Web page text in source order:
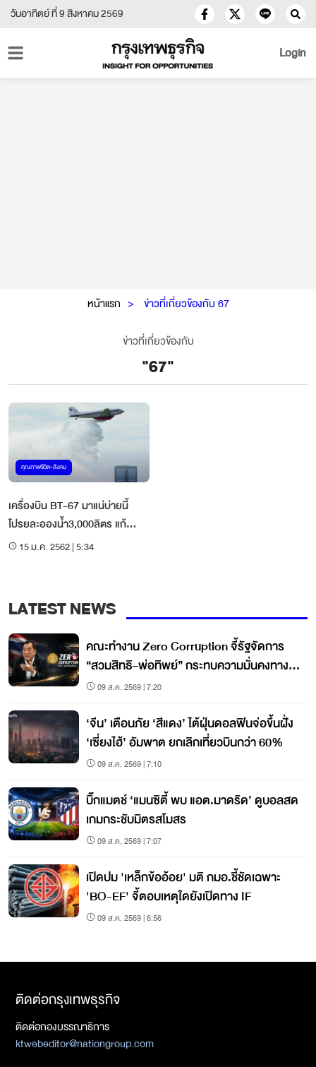
วันอาทิตย์ ที่ 9 สิงหาคม 2569
Login
หน้าแรก ข่าวที่เกี่ยวข้องกับ 67
ข่าวที่เกี่ยวข้องกับ
"67"
คุณภาพชีวิต-สังคม
เครื่องบิน BT-67 มาแน่บ่ายนี้
โปรยละอองน้ำ3,000ลิตร แก้
วิกฤติฝุ่นละออง
15 ม.ค. 2562 | 5:34
LATEST NEWS
คณะทำงาน Zero Corruption จี้รัฐจัดการ
“สวมสิทธิ–พ่อทิพย์” กระทบความมั่นคงทาง
เศรษฐกิจ
09 ส.ค. 2569 | 7:20
‘จีน’ เตือนภัย ‘สีแดง’ ไต้ฝุ่นดอลฟินจ่อขึ้นฝั่ง
‘เซี่ยงไฮ้’ อัมพาต ยกเลิกเที่ยวบินกว่า 60%
09 ส.ค. 2569 | 7:10
บิ๊กแมตช์ ‘แมนซิตี้ พบ แอต.มาดริด’ ดูบอลสด
เกมกระชับมิตรสโมสร
09 ส.ค. 2569 | 7:07
เปิดปม 'เหล็กข้ออ้อย' มติ กมอ.ชี้ชัดเฉพาะ
'BO-EF' จี้ตอบเหตุใดยังเปิดทาง IF
09 ส.ค. 2569 | 6:56
ติดต่อกรุงเทพธุรกิจ
ติดต่อกองบรรณาธิการ
ktwebeditor@nationgroup.com